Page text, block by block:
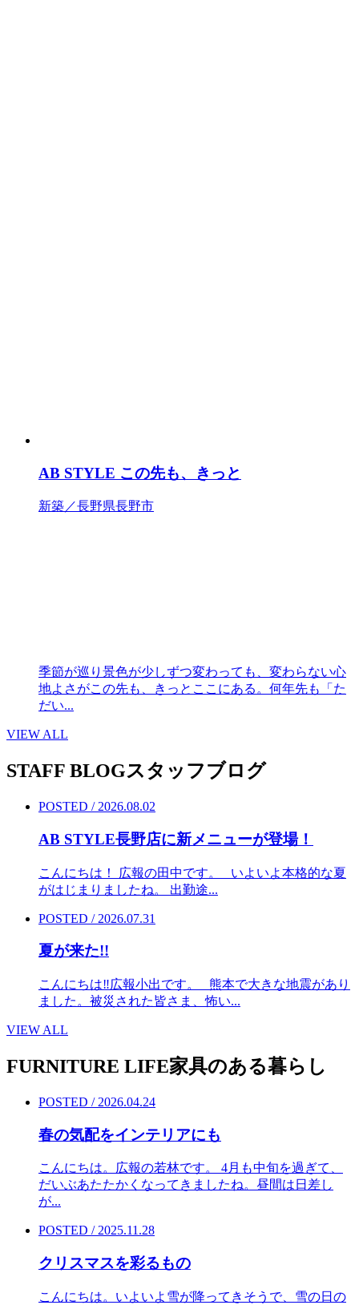
AB STYLE この先も、きっと
新築／長野県長野市
季節が巡り景色が少しずつ変わっても、変わらない心
地よさがこの先も、きっとここにある。何年先も「た
だい...
VIEW ALL
STAFF BLOGスタッフブログ
POSTED / 2026.08.02
AB STYLE長野店に新メニューが登場！
こんにちは！ 広報の田中です。 いよいよ本格的な夏
がはじまりましたね。 出勤途...
POSTED / 2026.07.31
夏が来た!!
こんにちは‼︎広報小出です。 熊本で大きな地震があり
ました。被災された皆さま、怖い...
VIEW ALL
FURNITURE LIFE家具のある暮らし
POSTED / 2026.04.24
春の気配をインテリアにも
こんにちは。広報の若林です。 4月も中旬を過ぎて、
だいぶあたたかくなってきましたね。昼間は日差し
が...
POSTED / 2025.11.28
クリスマスを彩るもの
こんにちは。いよいよ雪が降ってきそうで、雪の日の